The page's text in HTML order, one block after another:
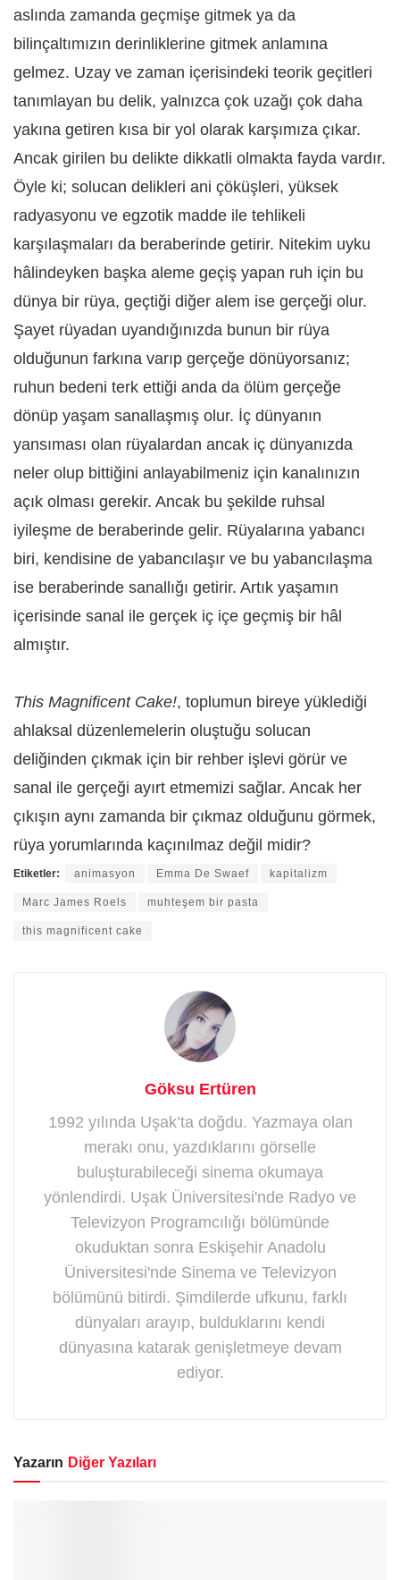
aslında zamanda geçmişe gitmek ya da
bilinçaltımızın derinliklerine gitmek anlamına
gelmez. Uzay ve zaman içerisindeki teorik geçitleri
tanımlayan bu delik, yalnızca çok uzağı çok daha
yakına getiren kısa bir yol olarak karşımıza çıkar.
Ancak girilen bu delikte dikkatli olmakta fayda vardır.
Öyle ki; solucan delikleri ani çöküşleri, yüksek
radyasyonu ve egzotik madde ile tehlikeli
karşılaşmaları da beraberinde getirir. Nitekim uyku
hâlindeyken başka aleme geçiş yapan ruh için bu
dünya bir rüya, geçtiği diğer alem ise gerçeği olur.
Şayet rüyadan uyandığınızda bunun bir rüya
olduğunun farkına varıp gerçeğe dönüyorsanız;
ruhun bedeni terk ettiği anda da ölüm gerçeğe
dönüp yaşam sanallaşmış olur. İç dünyanın
yansıması olan rüyalardan ancak iç dünyanızda
neler olup bittiğini anlayabilmeniz için kanalınızın
açık olması gerekir. Ancak bu şekilde ruhsal
iyileşme de beraberinde gelir. Rüyalarına yabancı
biri, kendisine de yabancılaşır ve bu yabancılaşma
ise beraberinde sanallığı getirir. Artık yaşamın
içerisinde sanal ile gerçek iç içe geçmiş bir hâl
almıştır.
This Magnificent Cake!, toplumun bireye yüklediği
ahlaksal düzenlemelerin oluştuğu solucan
deliğinden çıkmak için bir rehber işlevi görür ve
sanal ile gerçeği ayırt etmemizi sağlar. Ancak her
çıkışın aynı zamanda bir çıkmaz olduğunu görmek,
rüya yorumlarında kaçınılmaz değil midir?
Etiketler: animasyon Emma De Swaef kapitalizm
Marc James Roels muhteşem bir pasta
this magnificent cake
Göksu Ertüren
1992 yılında Uşak’ta doğdu. Yazmaya olan
merakı onu, yazdıklarını görselle
buluşturabileceği sinema okumaya
yönlendirdi. Uşak Üniversitesi'nde Radyo ve
Televizyon Programcılığı bölümünde
okuduktan sonra Eskişehir Anadolu
Üniversitesi'nde Sinema ve Televizyon
bölümünü bitirdi. Şimdilerde ufkunu, farklı
dünyaları arayıp, bulduklarını kendi
dünyasına katarak genişletmeye devam
ediyor.
Yazarın Diğer Yazıları